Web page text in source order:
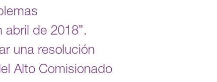
de 2018”.
una resolución
Alto Comisionado